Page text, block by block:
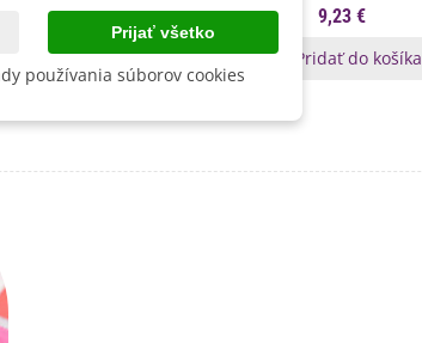
7,33 €
Pridať do košíka
9,23 €
Pridať do košíka
Prijať všetko
používania súborov cookies